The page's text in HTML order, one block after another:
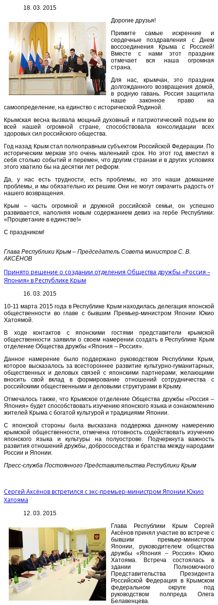
18. 03. 2015
Дорогие друзья!
Примите самые искренние и
сердечные поздравления с Днем
воссоединения Крыма с Россией!
Вместе с нами этот праздник
отмечает вся наша огромная
страна.
Для нас, крымчан, это праздник
долгожданного возвращения домой,
в родную гавань. Россия защитила
наше законное право на
самоопределение, на единство с исторической Родиной.
Крымская весна вызвала мощный духовный и патриотический подъем во
всей нашей огромной стране, способствовала консолидации всех
здоровых сил российского общества.
Год назад Крым стал полноправным субъектом Российской Федерации. По
историческим меркам это очень маленький срок. Но этот год вместил в
себя столько событий и перемен, что другим странам и в других условиях
этого хватило бы на десятки лет реформ.
Да, у нас есть трудности, есть проблемы, но это наши домашние
проблемы, и мы обязательно их решим. Они не могут омрачить радость от
нашего возвращения.
Крым – часть огромной и дружной российской семьи, он успешно
развивается, наполняя новым содержанием девиз на гербе Республики:
«Процветание в единстве!»
С праздником!
Глава Республики Крым – Председатель Совета министров С. В.
АКСЁНОВ
Принято решение о создании отделения Общества дружбы «Россия –
Япония» в Республике Крым
16. 03. 2015
10-11 марта 2015 года в Республике Крым находилась делегация японской
общественности во главе с бывшим Премьер-министром Японии Юкио
Хатоямой.
В ходе контактов с японскими гостями представители крымской
общественности заявили о своем намерении создать в Республике Крым
отделение Общества дружбы «Япония – Россия».
Данное намерение было поддержано руководством Республики Крым,
которое высказалось за всестороннее развитие культурно-гуманитарных,
общественных и деловых связей с японскими партнерами, желающими
вносить свой вклад в формирование отношений сотрудничества с
российскими общественными и деловыми структурами в Крыму.
Отмечалось также, что Крымское отделение Общества дружбы «Россия –
Япония» будет способствовать изучению японского языка и ознакомлению
жителей Крыма с богатой культурой и традициями Японии.
С японской стороны была высказана поддержка данному намерению
крымской общественности, отмечена готовность содействовать изучению
японского языка и культуры на полуострове. Подчеркнута важность
развития отношений дружбы, добрососедства и братства между народами
России и Японии.
Пресс-служба Постоянного Представительства Республики Крым
Сергей Аксёнов встретился с экс-премьер-министром Японии Юкио
Хатояма
12. 03. 2015
Глава Республики Крым Сергей
Аксёнов принял участие во встрече с
бывшим премьер-министром
Японии, руководителем общества
дружбы «Япония – Россия» Юкио
Хатояма. Встреча состоялась в
здании Полномочного
Представительства Президента
Российской Федерация в Крымском
федеральном округе под
руководством полпреда Олега
Белавенцева.